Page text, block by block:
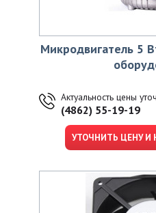
Микродвигатель 5
Актуальность цены
(4862) 55-19-19
УТОЧНИТЬ ЦЕНУ И